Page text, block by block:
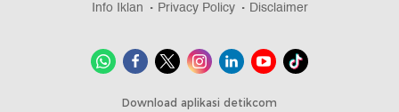
Info Iklan
Privacy Policy Disclaimer
Download aplikasi detikcom